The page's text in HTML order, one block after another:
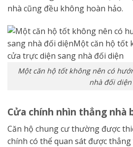
nhà cũng đều không hoàn hảo.
Một căn hộ tốt không nên có
nhà đối diện
Cửa chính nhìn thẳng nhà
Căn hộ chung cư thường được
chính có thể quan sát được